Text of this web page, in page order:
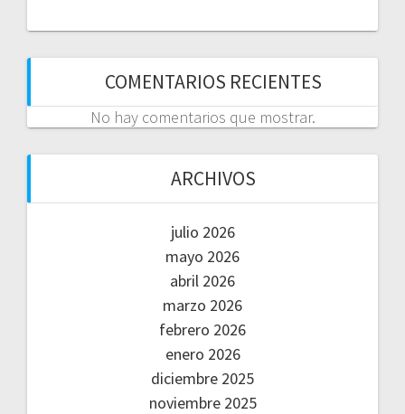
COMENTARIOS RECIENTES
No hay comentarios que mostrar.
ARCHIVOS
julio 2026
mayo 2026
abril 2026
marzo 2026
febrero 2026
enero 2026
diciembre 2025
noviembre 2025